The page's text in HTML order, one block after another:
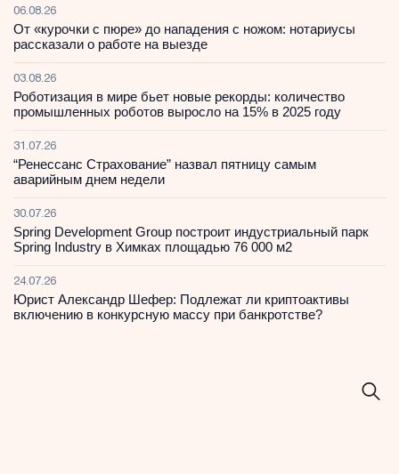
06.08.26
От «курочки с пюре» до нападения с ножом: нотариусы
рассказали о работе на выезде
03.08.26
Роботизация в мире бьет новые рекорды: количество
промышленных роботов выросло на 15% в 2025 году
31.07.26
“Ренессанс Страхование” назвал пятницу самым
аварийным днем недели
30.07.26
Spring Development Group построит индустриальный парк
Spring Industry в Химках площадью 76 000 м2
24.07.26
Юрист Александр Шефер: Подлежат ли криптоактивы
включению в конкурсную массу при банкротстве?